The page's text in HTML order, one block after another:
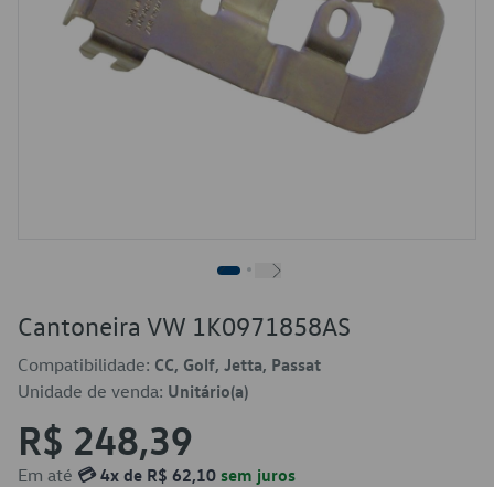
Cantoneira VW 1K0971858AS
Compatibilidade: CC, Golf, Jetta, Passat
Unidade de venda: Unitário(a)
R$ 248,39
Em até 💳 4x de R$ 62,10 sem juros